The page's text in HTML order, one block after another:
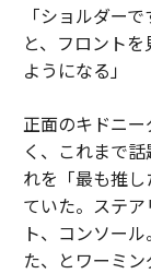
「ショルダー
と、フロント
ようになる」
正面のキドニ
く、これまで
れを「最も推
ていた。ステ
ト、コンソー
た、とワーミン